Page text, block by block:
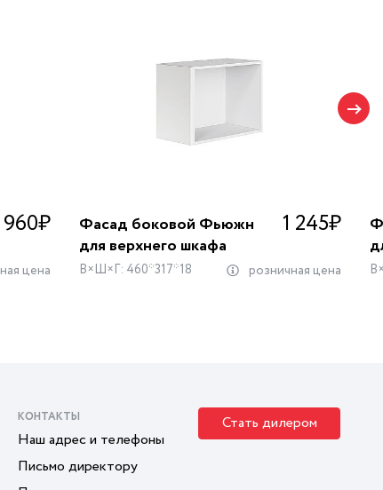
960₽
цена
Фасад боковой Фьюжн
для верхнего шкафа
1 245₽
В×Ш×Г: 460*317*18 розничная цена
КОНТАКТЫ
Наш адрес и телефоны
Письмо директору
Стать дилером